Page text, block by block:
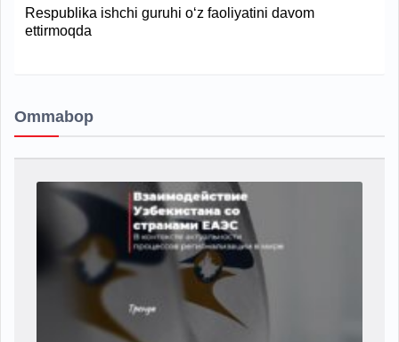
Respublika ishchi guruhi o‘z faoliyatini davom
ettirmoqda
Ommabop